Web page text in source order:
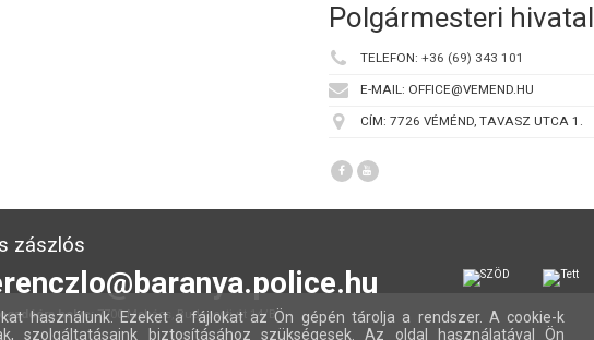
Polgármesteri hivatal
TELEFON: +36 (69) 343 101
E-MAIL: OFFICE@VEMEND.HU
CÍM: 7726 VÉMÉND, TAVASZ UTCA 1.
zászlós
helye:7700 Mohács, Budapesti út 14/B
használunk. Ezeket a fájlokat az Ön gépén tárolja a rendszer. A cookie-k
szolgáltatásaink biztosításához szükségesek. Az oldal használatával Ön